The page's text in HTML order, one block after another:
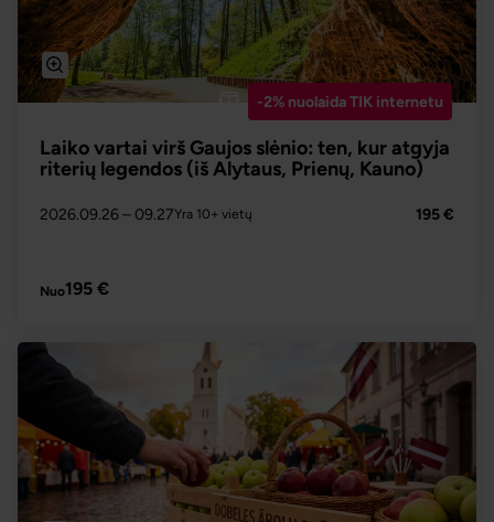
-2% nuolaida TIK internetu
Laiko vartai virš Gaujos slėnio: ten, kur atgyja
riterių legendos (iš Alytaus, Prienų, Kauno)
2026.09.26– 09.27Yra 10+ vietų 195 €
Nuo195 €